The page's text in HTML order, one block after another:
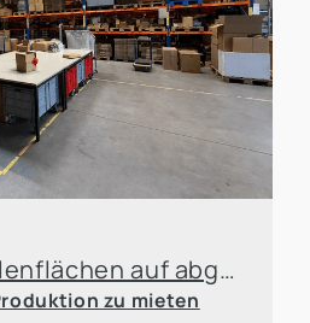
Büro- und Hallenflächen auf abgeschlossenem Grundstück
zu mieten